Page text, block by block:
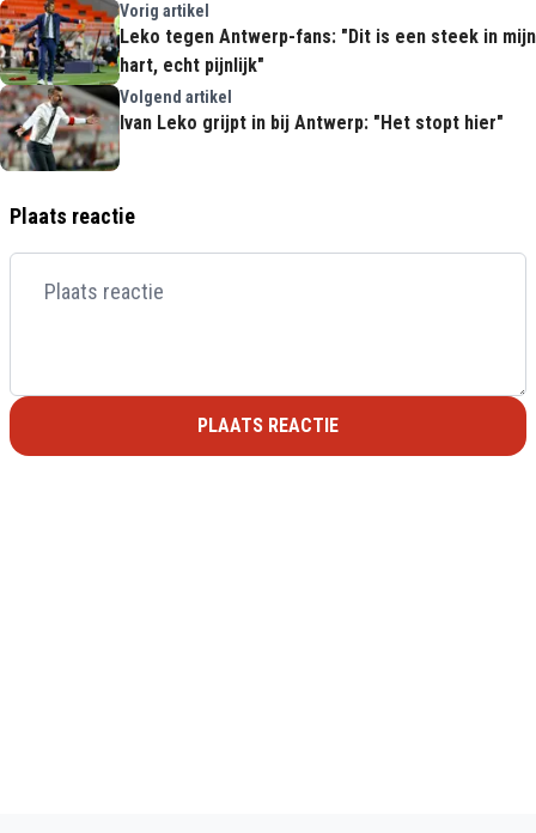
Vorig artikel
Leko tegen Antwerp-fans: "Dit is een steek in mijn
hart, echt pijnlijk"
Volgend artikel
Ivan Leko grijpt in bij Antwerp: "Het stopt hier"
Plaats reactie
PLAATS REACTIE